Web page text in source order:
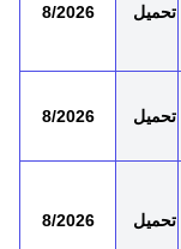
تحميل 8/2026
تحميل 8/2026
تحميل 8/2026